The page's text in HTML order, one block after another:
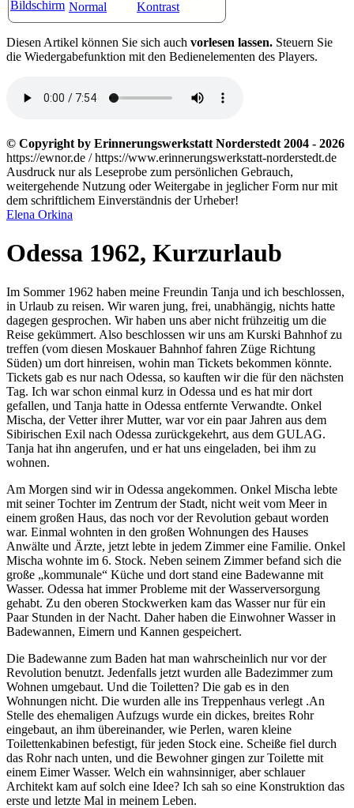
Diesen Artikel können Sie sich auch vorlesen lassen. Steuern Sie
die Wiedergabefunktion mit den Bedienelementen des Players.
© Copyright by Erinnerungswerkstatt Norderstedt 2004 - 2026
https://ewnor.de / https://www.erinnerungswerkstatt-norderstedt.de
Ausdruck nur als Leseprobe zum persönlichen Gebrauch,
weitergehende Nutzung oder Weitergabe in jeglicher Form nur mit
dem schriftlichem Einverständnis der Urheber!
Elena Orkina
Odessa 1962, Kurzurlaub
Im Sommer 1962 haben meine Freundin Tanja und ich beschlossen,
in Urlaub zu reisen. Wir waren jung, frei, unabhängig, nichts hatte
dagegen gesprochen. Wir haben uns aber nicht frühzeitig um die
Reise gekümmert. Also beschlossen wir uns am Kurski Bahnhof zu
treffen (vom diesen Moskauer Bahnhof fahren Züge Richtung
Süden) um dort hinreisen, wohin man Tickets bekommen könnte.
Tickets gab es nur nach Odessa, so kauften wir die für den nächsten
Tag. Ich war schon einmal kurz in Odessa und es hat mir dort
gefallen, und Tanja hatte in Odessa entfernte Verwandte. Onkel
Mischa, der Vetter ihrer Mutter, war vor ein paar Jahren aus dem
Sibirischen Exil nach Odessa zurückgekehrt, aus dem GULAG.
Tanja hat ihn angerufen, und er hat uns eingeladen, bei ihm zu
wohnen.
Am Morgen sind wir in Odessa angekommen. Onkel Mischa lebte
mit seiner Tochter im Zentrum der Stadt, nicht weit vom Meer in
einem großen Haus, das noch vor der Revolution gebaut worden
war. Einmal wohnten in den großen Wohnungen des Hauses
Anwälte und Ärzte, jetzt lebte in jedem Zimmer eine Familie. Onkel
Mischa wohnte im 6. Stock. Neben seinem Zimmer befand sich die
große
kommunale
Küche und dort stand eine Badewanne mit
Wasser. Odessa hat immer Probleme mit der Wasserversorgung
gehabt. Zu den oberen Stockwerken kam das Wasser nur für ein
Paar Stunden in der Nacht. Daher haben die Einwohner Wasser in
Badewannen, Eimern und Kannen gespeichert.
Die Badewanne zum Baden hat man wahrscheinlich nur vor der
Revolution benutzt. Jedenfalls jetzt wurden alle Badezimmer zum
Wohnen umgebaut. Und die Toiletten? Die gab es in den
Wohnungen nicht. Die wurden alle ins Treppenhaus verlegt .An
Stelle des ehemaligen Aufzugs wurde ein dickes, breites Rohr
eingebaut, an ihm übereinander, wie Perlen, waren kleine
Toilettenkabinen befestigt, für jeden Stock eine. Scheiße fiel durch
das Rohr nach unten, und die Bewohner gingen zur Toilette mit
einem Eimer Wasser. Welch ein wahnsinniger, aber schlauer
Architekt kam auf solch eine Idee? Ich sah so eine Konstruktion das
erste und letzte Mal in meinem Leben.